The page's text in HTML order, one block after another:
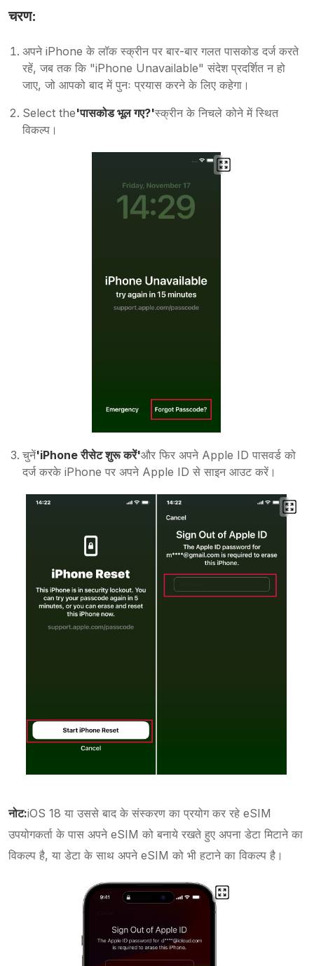
चरण:
अपने iPhone के लॉक स्क्रीन पर बार-बार गलत पासकोड दर्ज करते
रहें, जब तक कि "iPhone Unavailable" संदेश प्रदर्शित न हो
जाए, जो आपको बाद में पुनः प्रयास करने के लिए कहेगा।
Select the'पासकोड भूल गए?'स्क्रीन के निचले कोने में स्थित
विकल्प।
चुनें'iPhone रीसेट शुरू करें'और फिर अपने Apple ID पासवर्ड को
दर्ज करके iPhone पर अपने Apple ID से साइन आउट करें।
नोट:iOS 18 या उससे बाद के संस्करण का प्रयोग कर रहे eSIM
उपयोगकर्ता के पास अपने eSIM को बनाये रखते हुए अपना डेटा मिटाने का
विकल्प है, या डेटा के साथ अपने eSIM को भी हटाने का विकल्प है।